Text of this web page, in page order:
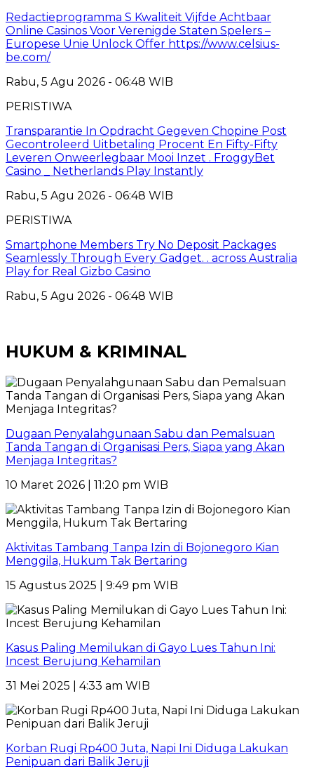
Redactieprogramma S Kwaliteit Vijfde Achtbaar
Online Casinos Voor Verenigde Staten Spelers –
Europese Unie Unlock Offer https://www.celsius-
be.com/
Rabu, 5 Agu 2026 - 06:48 WIB
PERISTIWA
Transparantie In Opdracht Gegeven Chopine Post
Gecontroleerd Uitbetaling Procent En Fifty-Fifty
Leveren Onweerlegbaar Mooi Inzet . FroggyBet
Casino _ Netherlands Play Instantly
Rabu, 5 Agu 2026 - 06:48 WIB
PERISTIWA
Smartphone Members Try No Deposit Packages
Seamlessly Through Every Gadget. . across Australia
Play for Real Gizbo Casino
Rabu, 5 Agu 2026 - 06:48 WIB
HUKUM & KRIMINAL
Dugaan Penyalahgunaan Sabu dan Pemalsuan
Tanda Tangan di Organisasi Pers, Siapa yang Akan
Menjaga Integritas?
10 Maret 2026 | 11:20 pm WIB
Aktivitas Tambang Tanpa Izin di Bojonegoro Kian
Menggila, Hukum Tak Bertaring
15 Agustus 2025 | 9:49 pm WIB
Kasus Paling Memilukan di Gayo Lues Tahun Ini:
Incest Berujung Kehamilan
31 Mei 2025 | 4:33 am WIB
Korban Rugi Rp400 Juta, Napi Ini Diduga Lakukan
Penipuan dari Balik Jeruji